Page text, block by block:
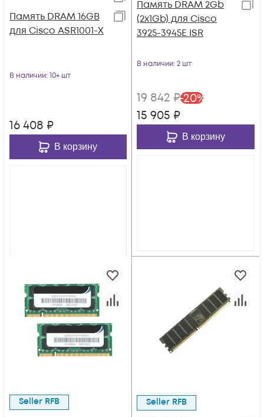
Память DRAM 16GB
для Cisco ASR1001-Х
В наличии: 10+ шт
16 408 ₽
В корзину
Память DRAM 2Gb
(2x1Gb) для Cisco
3925-3945E ISR
В наличии: 2 шт
19 842 ₽-20%
15 905 ₽
В корзину
Seller RFB Seller RFB